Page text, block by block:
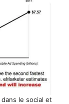
le social et